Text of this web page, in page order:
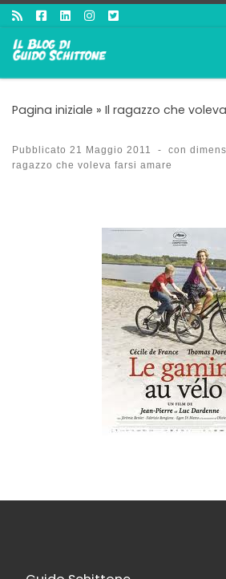
Passa al contenuto
Pagina iniziale » Il ragazzo che
Pubblicato 21 Maggio 2011 - con
ragazzo che voleva farsi amare
Navigazione